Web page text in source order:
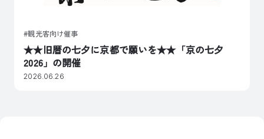
観光客向け催事
★★旧暦の七夕に京都で願いを★★「京の七夕
2026」の開催
2026.06.26